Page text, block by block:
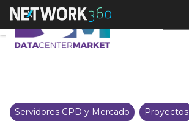
Ivo Ivanov
Servidores CPD y Mercado Proyectos